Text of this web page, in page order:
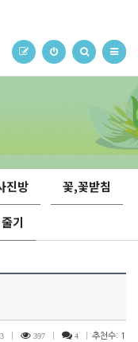
진방 꽃,꽃받침
기
397 4 추천수: 1